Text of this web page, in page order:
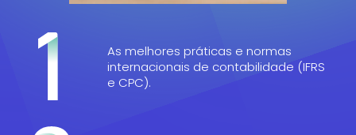
As melhores práticas e normas
internacionais de contabilidade (IFRS
e CPC).